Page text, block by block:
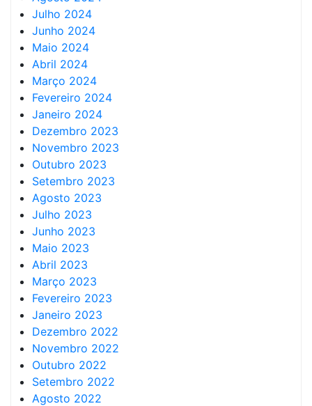
Julho 2024
Junho 2024
Maio 2024
Abril 2024
Março 2024
Fevereiro 2024
Janeiro 2024
Dezembro 2023
Novembro 2023
Outubro 2023
Setembro 2023
Agosto 2023
Julho 2023
Junho 2023
Maio 2023
Abril 2023
Março 2023
Fevereiro 2023
Janeiro 2023
Dezembro 2022
Novembro 2022
Outubro 2022
Setembro 2022
Agosto 2022